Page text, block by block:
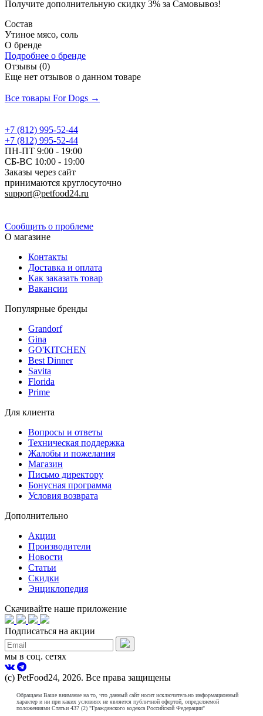
Получите дополнительную скидку 3% за Самовывоз!
Состав
Утиное мясо, соль
О бренде
Подробнее о бренде
Отзывы (0)
Еще нет отзывов о данном товаре
Все товары For Dogs →
+7 (812) 995-52-44
+7 (812) 995-52-44
ПН-ПТ 9:00 - 19:00
СБ-ВС 10:00 - 19:00
Заказы через сайт
принимаются круглосуточно
support@petfood24.ru
Сообщить о проблеме
О магазине
Контакты
Доставка и оплата
Как заказать товар
Вакансии
Популярные бренды
Grandorf
Gina
GO'KITCHEN
Best Dinner
Savita
Florida
Prime
Для клиента
Вопросы и ответы
Техническая поддержка
Жалобы и пожелания
Магазин
Письмо директору
Бонусная программа
Условия возврата
Дополнительно
Акции
Производители
Новости
Статьи
Скидки
Энциклопедия
Скачивайте наше приложение
Подписаться на акции
мы в соц. сетях
(с) PetFood24, 2026. Все права защищены
Обращаем Ваше внимание на то, что данный сайт носит исключительно информационный
характер и ни при каких условиях не является публичной офертой, определяемой
положениями Статьи 437 (2) "Гражданского кодекса Российской Федерации"